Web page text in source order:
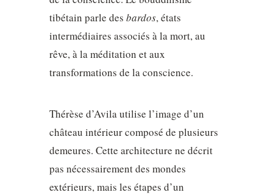
tibétain parle des bardos, états
intermédiaires associés à la mort, au
rêve, à la méditation et aux
transformations de la conscience.
Thérèse d’Avila utilise l’image d’un
château intérieur composé de plusieurs
demeures. Cette architecture ne décrit
pas nécessairement des mondes
extérieurs, mais les étapes d’un